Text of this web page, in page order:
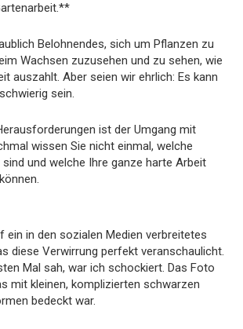
Belohnendes, sich um Pflanzen zu
Wachsen zuzusehen und zu sehen, wie
auszahlt. Aber seien wir ehrlich: Es kann
sein.
ist der Umgang mit
wissen Sie nicht einmal, welche
und welche Ihre ganze harte Arbeit
ein in den sozialen Medien verbreitetes
diese Verwirrung perfekt veranschaulicht.
Mal sah, war ich schockiert. Das Foto
mit kleinen, komplizierten schwarzen
bedeckt war.